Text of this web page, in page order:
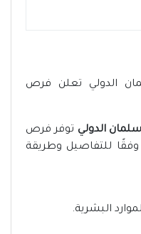
الدولي تعلن فرص
الدولي توفر فرص
للتفاصيل وطريقة